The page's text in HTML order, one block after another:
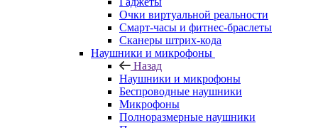
Очки виртуальной реальности
Смарт-часы и фитнес-браслеты
Сканеры штрих-кода
Наушники и микрофоны
Назад
Наушники и микрофоны
Беспроводные наушники
Микрофоны
Полноразмерные наушники